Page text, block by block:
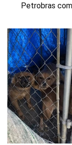
Petrobras